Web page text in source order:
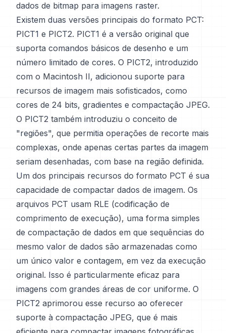
dados de bitmap para imagens raster.
Existem duas versões principais do formato PCT:
PICT1 e PICT2. PICT1 é a versão original que
suporta comandos básicos de desenho e um
número limitado de cores. O PICT2, introduzido
com o Macintosh II, adicionou suporte para
recursos de imagem mais sofisticados, como
cores de 24 bits, gradientes e compactação JPEG.
O PICT2 também introduziu o conceito de
"regiões", que permitia operações de recorte mais
complexas, onde apenas certas partes da imagem
seriam desenhadas, com base na região definida.
Um dos principais recursos do formato PCT é sua
capacidade de compactar dados de imagem. Os
arquivos PCT usam RLE (codificação de
comprimento de execução), uma forma simples
de compactação de dados em que sequências do
mesmo valor de dados são armazenadas como
um único valor e contagem, em vez da execução
original. Isso é particularmente eficaz para
imagens com grandes áreas de cor uniforme. O
PICT2 aprimorou esse recurso ao oferecer
suporte à compactação JPEG, que é mais